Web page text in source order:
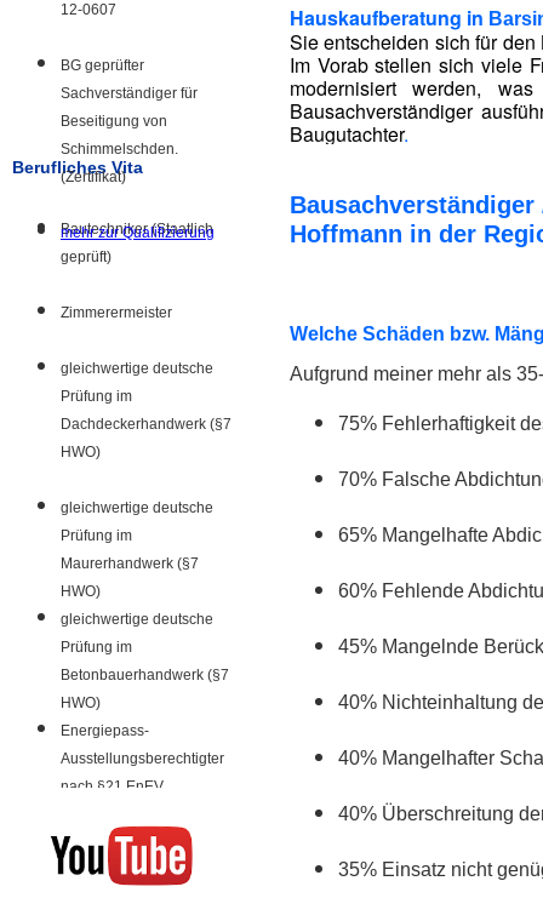
Welche Schäden bzw.
Aufgrund meiner mehr als
75% Fehlerhaftigkeit
70% Falsche
65% Mangelhafte
60% Fehlende
45% Mangelnde
40% Nichteinhaltung
40% Mangelhafter
40% Überschreitung
35% Einsatz nicht
Berufliches Vita
Bautechniker (Staatlich
geprüft)
Zimmerermeister
gleichwertige deutsche
Prüfung im
Dachdeckerhandwerk (§7
HWO)
gleichwertige deutsche
Prüfung im
Maurerhandwerk (§7
HWO)
gleichwertige deutsche
Prüfung im
Betonbauerhandwerk (§7
HWO)
Energiepass-
Ausstellungsberechtigter
nach §21 EnEV
12-0607
BG geprüfter
Sachverständiger für
Beseitigung von
Schimmelschden.
(Zertifikat)
mehr zur Qualifizierung
Hauskaufberatung in
Sie entscheiden sich für
Im Vorab stellen sich viele
modernisiert werden,
Bausachverständiger
Baugutachter.
Hoffmann in der